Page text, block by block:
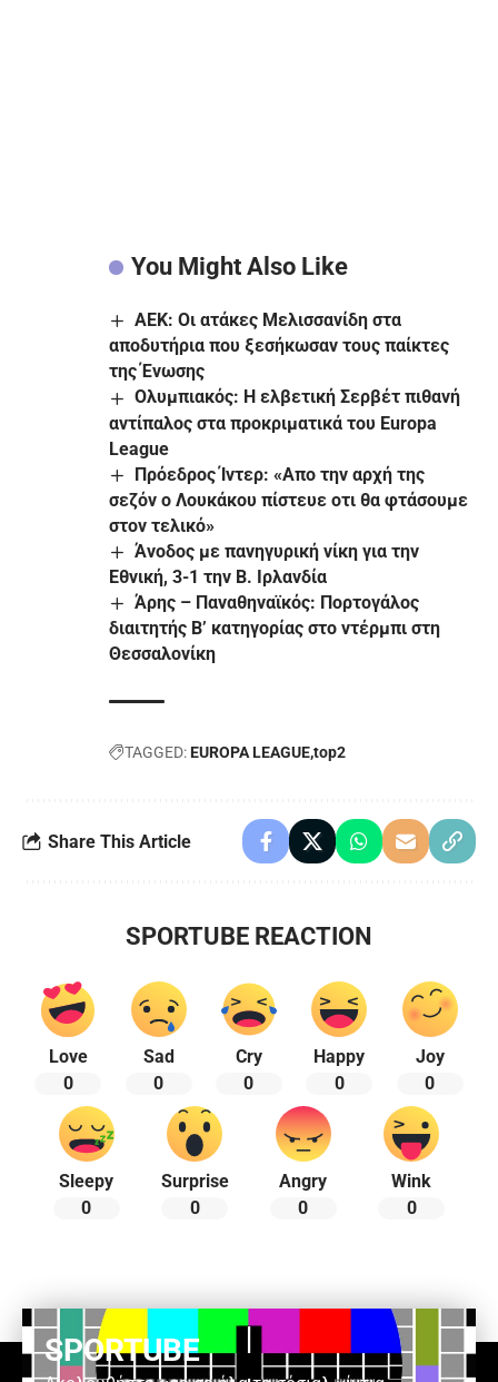
You Might Also Like
ΑΕΚ: Οι ατάκες Μελισσανίδη στα
αποδυτήρια που ξεσήκωσαν τους παίκτες
της Ένωσης
Ολυμπιακός: Η ελβετική Σερβέτ πιθανή
αντίπαλος στα προκριματικά του Europa
League
Πρόεδρος Ίντερ: «Απο την αρχή της
σεζόν ο Λουκάκου πίστευε οτι θα φτάσουμε
στον τελικό»
Άνοδος με πανηγυρική νίκη για την
Εθνική, 3-1 την Β. Ιρλανδία
Άρης – Παναθηναϊκός: Πορτογάλος
διαιτητής Β’ κατηγορίας στο ντέρμπι στη
Θεσσαλονίκη
TAGGED:EUROPA LEAGUEtop2
Share This Article
SPORTUBE REACTION
Love
0
Sad
0
Cry
0
Happy
0
Joy
0
Sleepy
0
Surprise
0
Angry
0
Wink
0
SPORTUBE